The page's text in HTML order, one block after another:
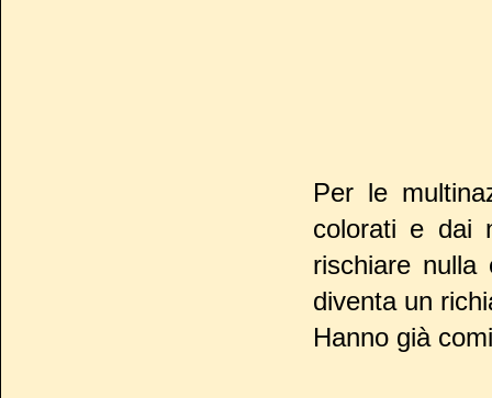
Per le
colorati e dai
rischiare nulla
diventa un
Hanno già